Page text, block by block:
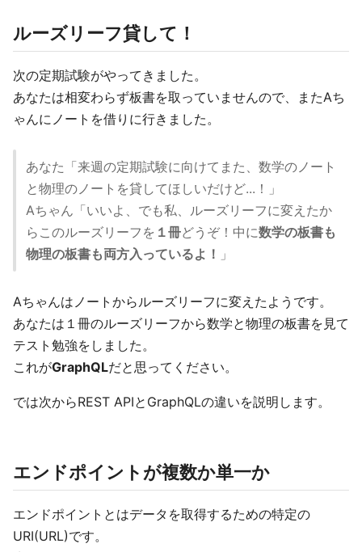
ルーズリーフ貸して！
次の定期試験がやってきました。
あなたは相変わらず板書を取っていませんので、またAち
ゃんにノートを借りに行きました。
あなた「来週の定期試験に向けてまた、数学のノート
と物理のノートを貸してほしいだけど...！」
Aちゃん「いいよ、でも私、ルーズリーフに変えたか
らこのルーズリーフを １冊どうぞ！中に数学の板書も
物理の板書も両方入っているよ！ 」
Aちゃんはノートからルーズリーフに変えたようです。
あなたは１冊のルーズリーフから数学と物理の板書を見て
テスト勉強をしました。
これがGraphQLだと思ってください。
では次からREST APIとGraphQLの違いを説明します。
エンドポイントが複数か単一か
エンドポイントとはデータを取得するための特定の
URI(URL)です。